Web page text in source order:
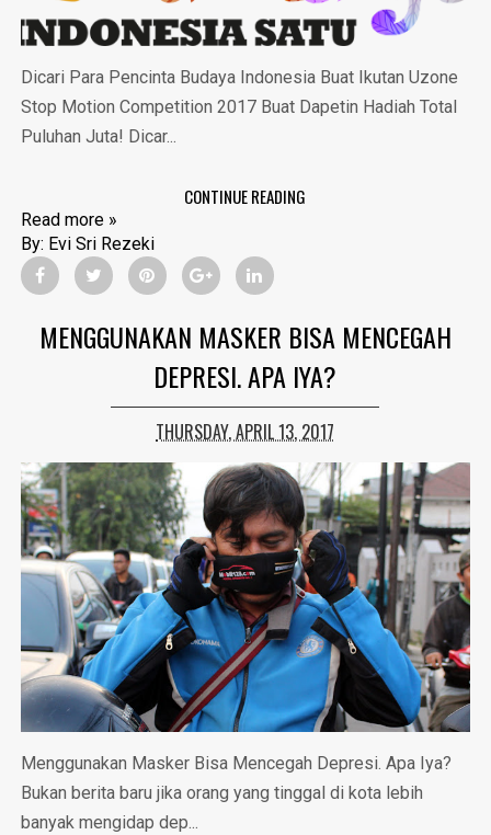
Dicari Para Pencinta Budaya Indonesia Buat Ikutan Uzone
Stop Motion Competition 2017 Buat Dapetin Hadiah Total
Puluhan Juta! Dicar...
CONTINUE READING
Read more »
By: Evi Sri Rezeki
MENGGUNAKAN MASKER BISA MENCEGAH
DEPRESI. APA IYA?
THURSDAY, APRIL 13, 2017
Menggunakan Masker Bisa Mencegah Depresi. Apa Iya?
Bukan berita baru jika orang yang tinggal di kota lebih
banyak mengidap dep...